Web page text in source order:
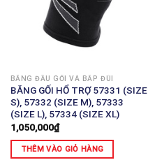
BĂNG ĐẦU GỐI VÀ BẮP ĐÙI
BĂNG GỐI HỔ TRỢ 57331 (SIZE
S), 57332 (SIZE M), 57333
(SIZE L), 57334 (SIZE XL)
1,050,000₫
THÊM VÀO GIỎ HÀNG